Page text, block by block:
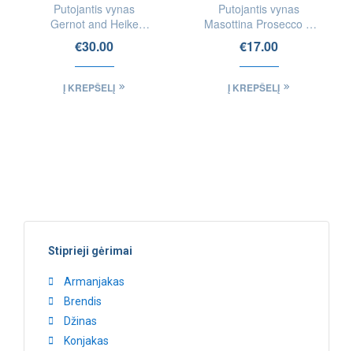
Putojantis vynas
Gernot and Heike
Heinrich Oh When The
Saints Pét-Nat
€30.00
Į KREPŠELĮ
Putojantis vynas
Masottina Prosecco di
Treviso Extra Dry DOC
€17.00
Į KREPŠELĮ
Stiprieji gėrimai
Armanjakas
Brendis
Džinas
Konjakas